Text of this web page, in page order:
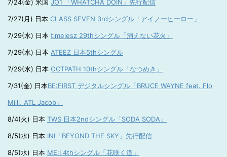
7/24(金) 米国 JO1 「WHATCHA DOIN」先行配信
7/27(月) 日本 CLASS SEVEN 3rdシングル「アイノーヒーロー」
7/29(水) 日本 timelesz 29thシングル「消えない花火」
7/29(水) 日本 ATEEZ 日本5thシングル
7/29(水) 日本 OCTPATH 10thシングル「なつめき」
7/31(金) 日本BE:FIRST デジタルシングル「BRUCE WAYNE feat. Flo
Milli, ATL Jacob」
8/4(火) 日本 TWS 日本2ndシングル「SODA SODA」
8/5(水) 日本 INI「BEYOND THE SKY」先行配信
8/5(水) 日本 ME:I 4thシングル「花咲く道」